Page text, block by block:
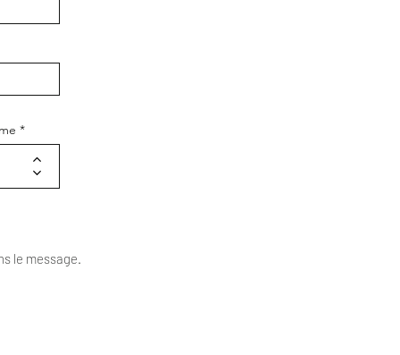
le message.